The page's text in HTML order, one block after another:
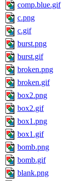
comp.blue.gif
c.png
c.gif
burst.png
burst.gif
broken.png
broken.gif
box2.png
box2.gif
box1.png
box1.gif
bomb.png
bomb.gif
blank.png